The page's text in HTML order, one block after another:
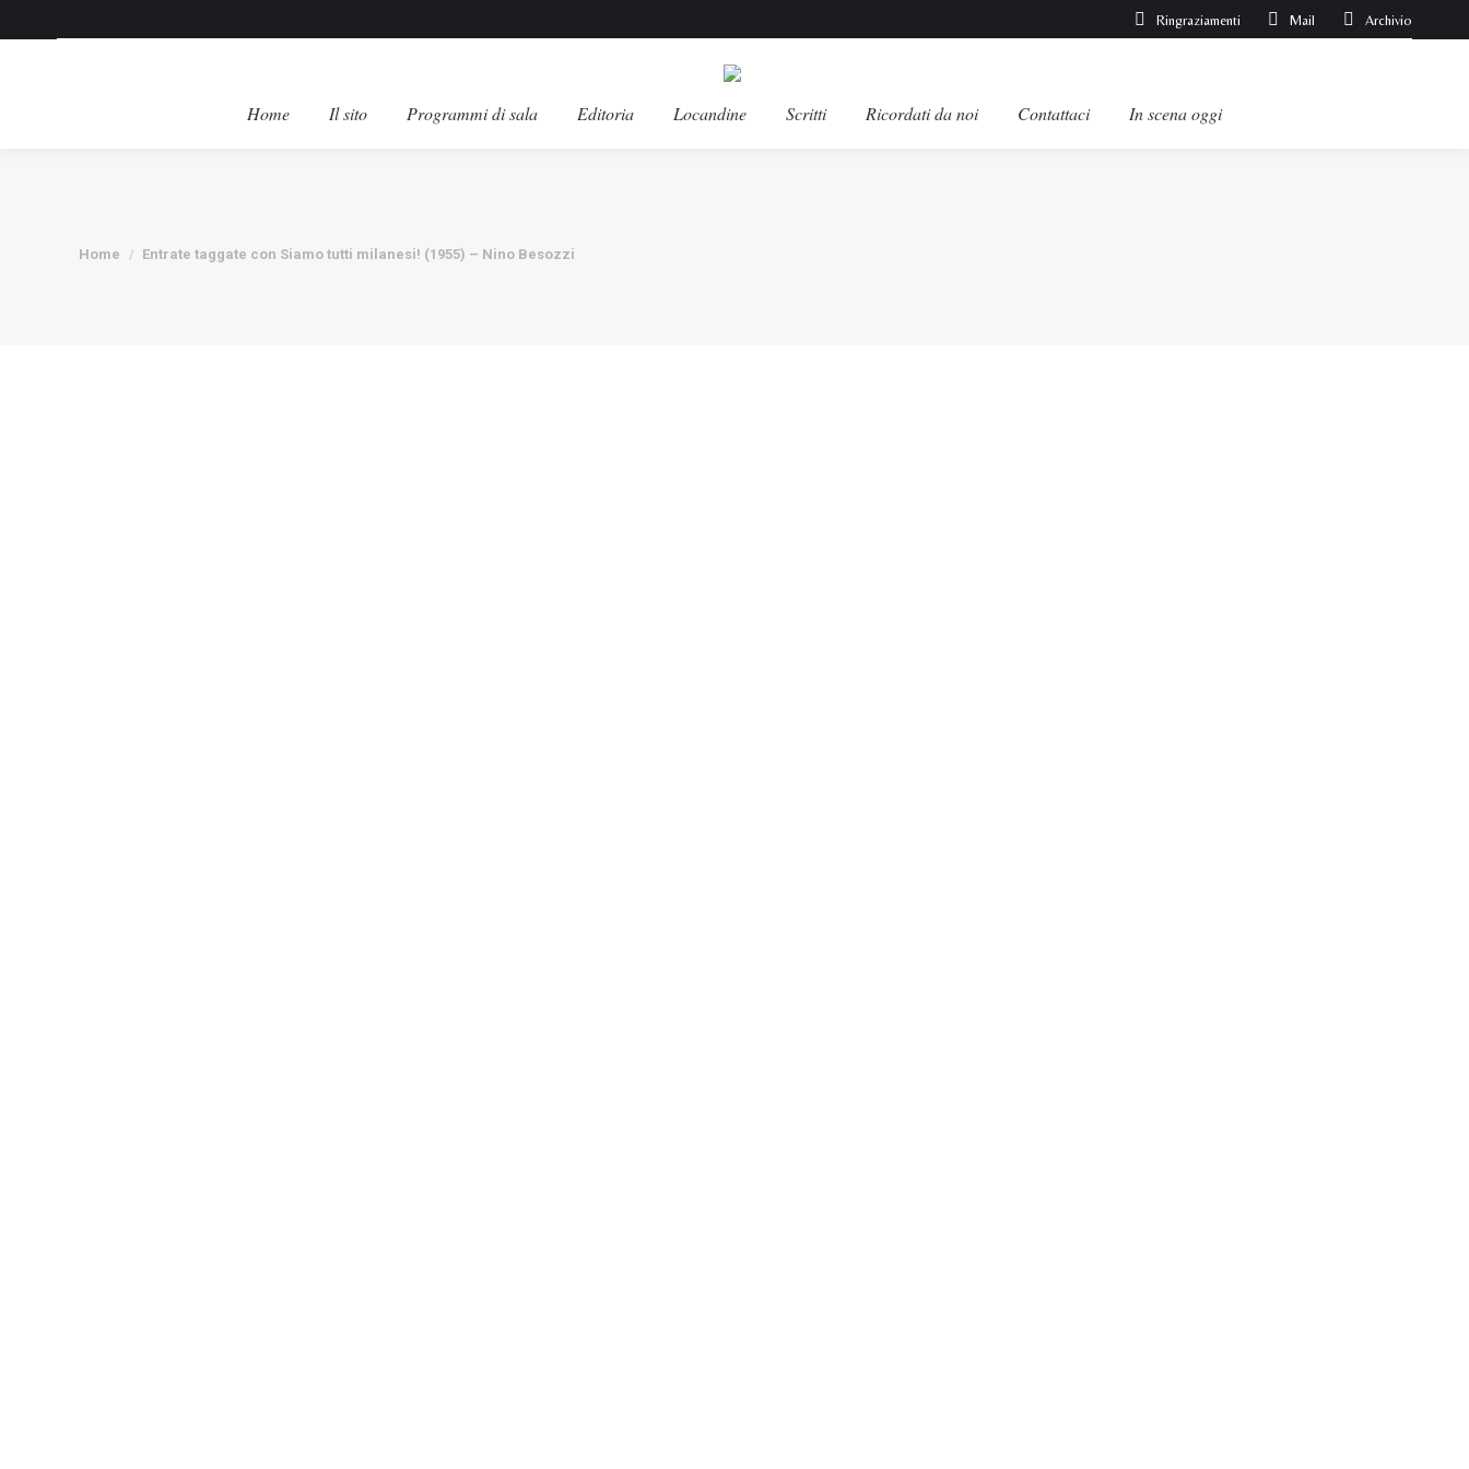
Ringraziamenti Mail Archivio
Home Il sito Programmi di sala Editoria Locandine Scritti Ricordati da noi Contattaci In scena oggi
Home Entrate taggate con Siamo tutti milanesi! (1955) – Nino Besozzi